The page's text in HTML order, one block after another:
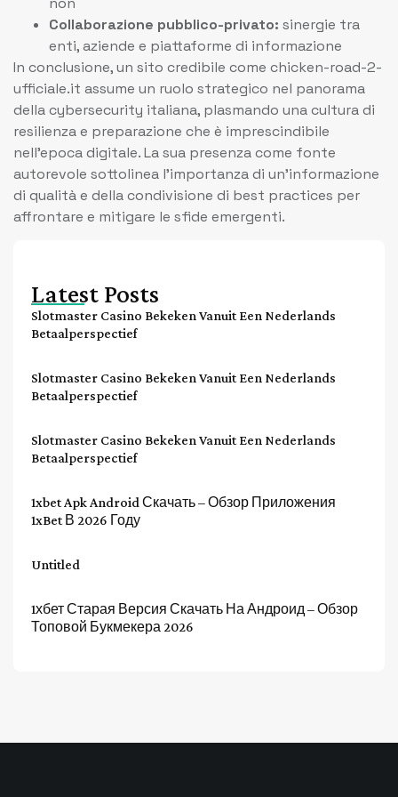
Collaborazione pubblico-privato: sinergie tra
enti, aziende e piattaforme di informazione
In conclusione, un sito credibile come chicken-road-2-
ufficiale.it assume un ruolo strategico nel panorama
della cybersecurity italiana, plasmando una cultura di
resilienza e preparazione che è imprescindibile
nell’epoca digitale. La sua presenza come fonte
autorevole sottolinea l’importanza di un’informazione
di qualità e della condivisione di best practices per
affrontare e mitigare le sfide emergenti.
Latest Posts
Slotmaster Casino Bekeken Vanuit Een Nederlands
Betaalperspectief
Slotmaster Casino Bekeken Vanuit Een Nederlands
Betaalperspectief
Slotmaster Casino Bekeken Vanuit Een Nederlands
Betaalperspectief
1xbet Apk Android Скачать – Обзор Приложения
1xBet В 2026 Году
Untitled
1хбет Старая Версия Скачать На Андроид – Обзор
Топовой Букмекера 2026